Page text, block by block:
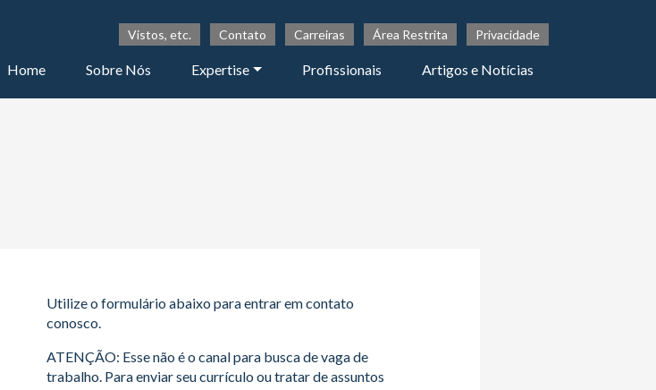
Vistos, etc. Contato Carreiras Área Restrita Privacidade
Home Sobre Nós Expertise Profissionais Artigos e Notícias
Utilize o formulário abaixo para entrar em contato
conosco.
ATENÇÃO: Esse não é o canal para busca de vaga de
trabalho. Para enviar seu currículo ou tratar de assuntos